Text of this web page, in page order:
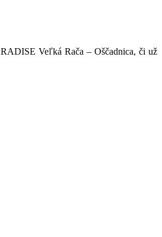
Veľká Rača – Oščadnica, či už